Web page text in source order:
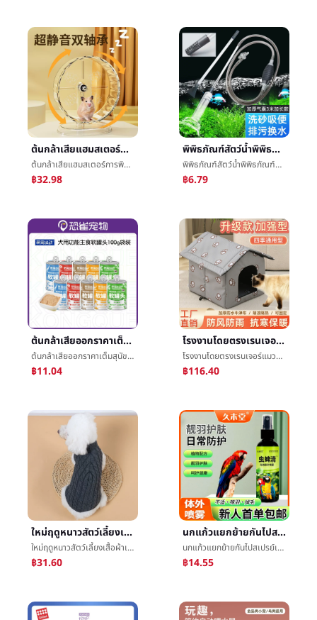
ต้นกล้าเสียแฮมสเตอร์การพิมพ์Muteวิ่งรอบวัตคินส์แบกวงดนตรียืนæ»รอบวงดนตรีการเคลื่อนไหวของเล่นเสียç©วิ่งæ­¥บทความG
ต้นกล้าเสียแฮมสเตอร์การพิมพ์Muteวิ่งรอบวัตคินส์แบกวงดนตรียืนæ»รอบวงดนตรีการเคลื่อนไหวของเล่นเสียç©วิ่งæ­¥บทความG
฿32.98
พิพิธภัณฑ์สัตว์น้ำพิพิธภัณฑ์สัตว์น้ำแลกเปลี่ยนอุปกรณ์น้ำฟางข้าวแลกเปลี่ยนน้ำหายใจโถชักโครกด้วยมือกดแลกเปลี่ยนอุปกรณ์น้ำพิพิธภัณฑ์สัตว์น้ำç®±สะอาดเครื่องมือ
พิพิธภัณฑ์สัตว์น้ำพิพิธภัณฑ์สัตว์น้ำแลกเปลี่ยนอุปกรณ์น้ำฟางข้าวแลกเปลี่ยนน้ำหายใจโถชักโครกด้วยมือกดแลกเปลี่ยนอุปกรณ์น้ำพิพิธภัณฑ์สัตว์น้ำç®±สะอาดเครื่องมือ
฿6.79
ต้นกล้าเสียออกราคาเต็มสุนัขเมล็ดข้าวสุนัขอาหารåæ¹¿เมล็ดข้าวขนาดเล็กสุนัขฮิโรมิเท็ดดี้อาหารหลักถังbaggedสุนัขข้าวอาหารหลัก
ต้นกล้าเสียออกราคาเต็มสุนัขเมล็ดข้าวสุนัขอาหารåæ¹¿เมล็ดข้าวขนาดเล็กสุนัขฮิโรมิเท็ดดี้อาหารหลักถังbaggedสุนัขข้าวอาหารหลัก
฿11.04
โรงงานโดยตรงเรนเจอร์แมวรังสุนัขรังกลางแจ้งกันน้ำสัตว์เลี้ยงรังแมววิลล่าสุนัขบ้านสามารถทนต่อการชักแมวåªสุนัขบ้าน
โรงงานโดยตรงเรนเจอร์แมวรังสุนัขรังกลางแจ้งกันน้ำสัตว์เลี้ยงรังแมววิลล่าสุนัขบ้านสามารถทนต่อการชักแมวåªสุนัขบ้าน
฿116.40
ใหม่ฤดูหนาวสัตว์เลี้ยงเสื้อผ้าเท็ดดี้บีแบกกองทุนเสื้อผ้าเสื้อถักข้ามพรมแดนLeisureอบอุ่นสุนัขสุนัขเสื้อผ้า
ใหม่ฤดูหนาวสัตว์เลี้ยงเสื้อผ้าเท็ดดี้บีแบกกองทุนเสื้อผ้าเสื้อถักข้ามพรมแดนLeisureอบอุ่นสุนัขสุนัขเสื้อผ้า
฿31.60
นกแก้วแยกย้ายกันไปสเปรย์เหาขนนกè¨นกใช้ในหลอดทดลองสเปรย์สเปรย์สุทธิไปกลิ่นแปลกๆนกเล็กชนิดหนึ่งนกใช้prebioticsแบคทีเรีย
นกแก้วแยกย้ายกันไปสเปรย์เหาขนนกè¨นกใช้ในหลอดทดลองสเปรย์สเปรย์สุทธิไปกลิ่นแปลกๆนกเล็กชนิดหนึ่งนกใช้prebioticsแบคทีเรีย
฿14.55